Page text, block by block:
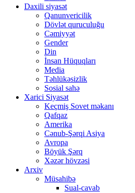
Daxili siyasət
Qanunvericilik
Dövlət quruculuğu
Cəmiyyət
Gender
Din
İnsan Hüquqları
Media
Təhlükəsizlik
Sosial sahə
Xarici Siyasət
Keçmiş Sovet məkanı
Qafqaz
Amerika
Cənub-Şərqi Asiya
Avropa
Böyük Şərq
Xəzər hövzəsi
Arxiv
Müsahibə
Sual-cavab